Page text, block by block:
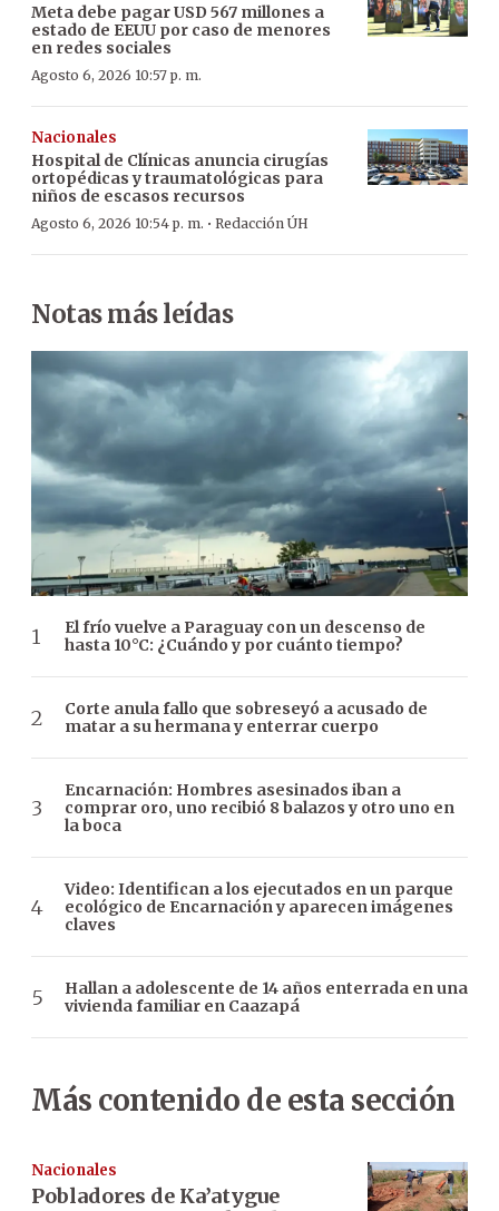
Meta debe pagar USD 567 millones a
estado de EEUU por caso de menores
en redes sociales
Agosto 6, 2026 10:57 p. m.
Nacionales
Hospital de Clínicas anuncia cirugías
ortopédicas y traumatológicas para
niños de escasos recursos
Agosto 6, 2026 10:54 p. m. · Redacción ÚH
Notas más leídas
El frío vuelve a Paraguay con un descenso de
hasta 10°C: ¿Cuándo y por cuánto tiempo?
Corte anula fallo que sobreseyó a acusado de
matar a su hermana y enterrar cuerpo
Encarnación: Hombres asesinados iban a
comprar oro, uno recibió 8 balazos y otro uno en
la boca
Video: Identifican a los ejecutados en un parque
ecológico de Encarnación y aparecen imágenes
claves
Hallan a adolescente de 14 años enterrada en una
vivienda familiar en Caazapá
Más contenido de esta sección
Nacionales
Pobladores de Ka’atygue